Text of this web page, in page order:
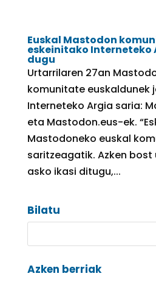
Euskal Mastodon
eskeinitako Interneteko
dugu
Urtarrilaren 27an
komunitate euskaldunek
Interneteko Argia saria:
eta Mastodon.eus-ek.
Mastodoneko euskal
saritzeagatik. Azken
asko ikasi ditugu,...
Bilatu
Azken berriak